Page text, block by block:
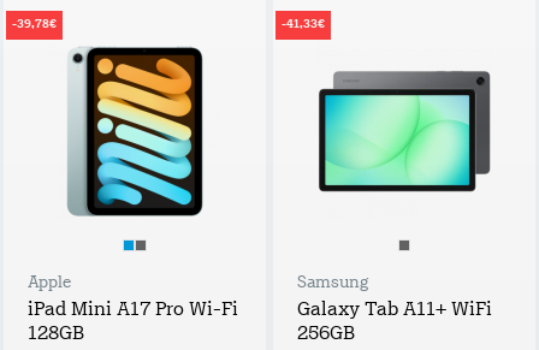
-39,78€
Apple
iPad Mini A17 Pro Wi-Fi
128GB
-41,33€
Samsung
Galaxy Tab A11+ WiFi
256GB